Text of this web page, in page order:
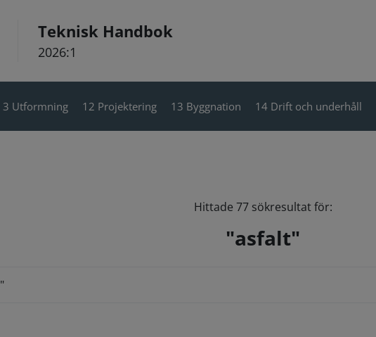
Teknisk Handbok
2026:1
3 Utformning 12 Projektering 13 Byggnation 14 Drift och underhåll
Hittade 77 sökresultat för:
"asfalt"